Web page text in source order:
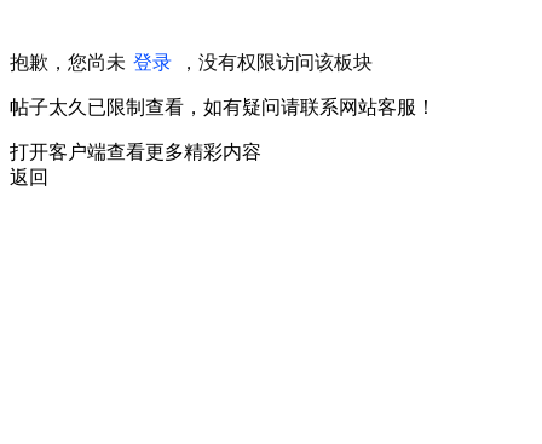
抱歉，您尚未 登录 ，没有权限访问该板块
帖子太久已限制查看，如有疑问请联系网站客服！
打开客户端查看更多精彩内容
返回